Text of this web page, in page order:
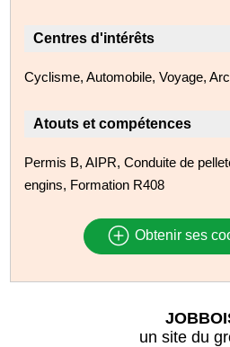
Centres d'intérêts
Cyclisme, Automobile, Voyage,
Atouts et compétences
Permis B, AIPR, Conduite de
engins, Formation R408
Obtenir ses
un site du